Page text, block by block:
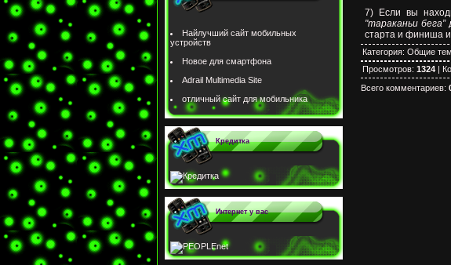
Найлучший сайт мобильных
устройств
Новое для смартфона
Adrail Multimedia Site
отличный сайт для мобильника
Кредитка
Интернет у вас
7) Если вы
"тараканьи бега”
старта и финиша
Категория: Общие
Просмотров: 1324 |
Всего комментариев: